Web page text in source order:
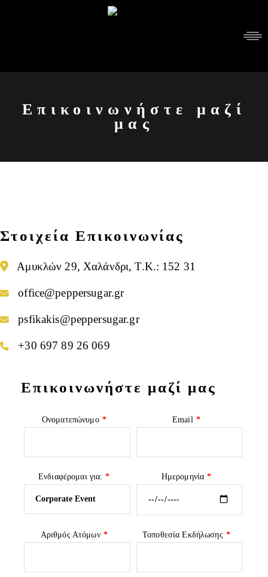
Επικοινωνήστε μαζί
μας
Στοιχεία Επικοινωνίας
Αμυκλών 29, Χαλάνδρι, Τ.Κ.: 152 31
office@peppersugar.gr
psfikakis@peppersugar.gr
+30 697 89 26 069
Επικοινωνήστε μαζί μας
Ονοματεπώνυμο * Email *
Ενδιαφέρομαι για: * Ημερομηνία *
Αριθμός Ατόμων * Τοποθεσία Εκδήλωσης *